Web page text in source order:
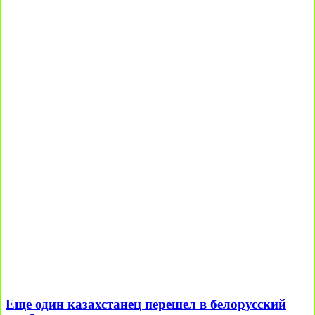
Еще один казахстанец перешел в белорусский